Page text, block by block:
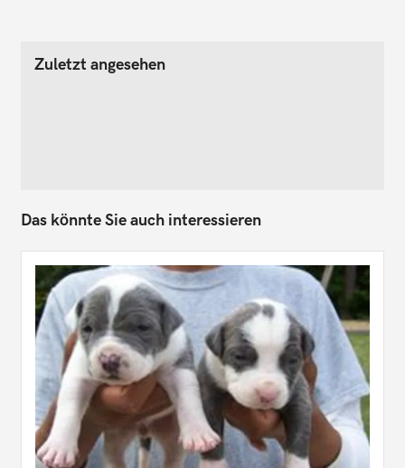
Zuletzt angesehen
Das könnte Sie auch interessieren